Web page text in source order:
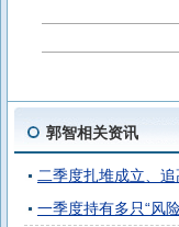
郭智相关资讯
二季度扎堆成立、
一季度持有多只“风